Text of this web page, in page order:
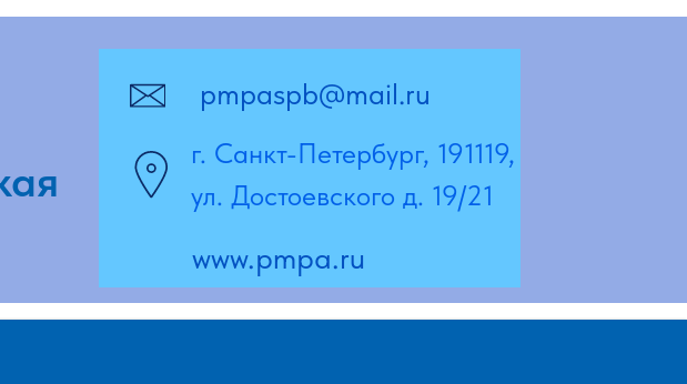
pmpaspb@mail.ru
г. Санкт-Петербург, 191119,
ул. Достоевского д. 19/21